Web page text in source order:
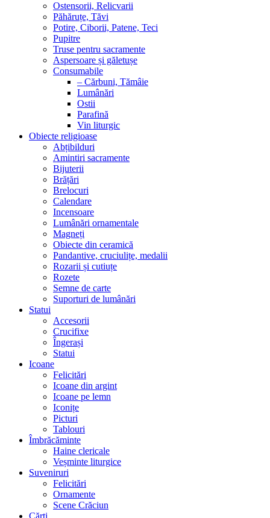
Ostensorii, Relicvarii
Păhăruțe, Tăvi
Potire, Ciborii, Patene, Teci
Pupitre
Truse pentru sacramente
Aspersoare și găletușe
Consumabile
– Cărbuni, Tămâie
Lumânări
Ostii
Parafină
Vin liturgic
Obiecte religioase
Abțibilduri
Amintiri sacramente
Bijuterii
Brățări
Brelocuri
Calendare
Incensoare
Lumânări ornamentale
Magneți
Obiecte din ceramică
Pandantive, cruciulițe, medalii
Rozarii și cutiuțe
Rozete
Semne de carte
Suporturi de lumânări
Statui
Accesorii
Crucifixe
Îngerași
Statui
Icoane
Felicitări
Icoane din argint
Icoane pe lemn
Iconițe
Picturi
Tablouri
Îmbrăcăminte
Haine clericale
Veșminte liturgice
Suveniruri
Felicitări
Ornamente
Scene Crăciun
Cărți